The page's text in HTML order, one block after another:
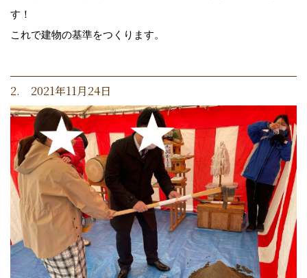
す！
これで建物の基準をつくります。
2. 2021年11月24日